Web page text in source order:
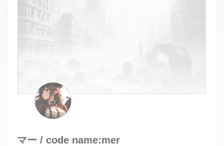
マー / code name:mer